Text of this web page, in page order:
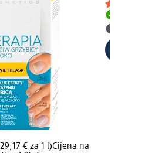
€ za 1 l)Cijena na